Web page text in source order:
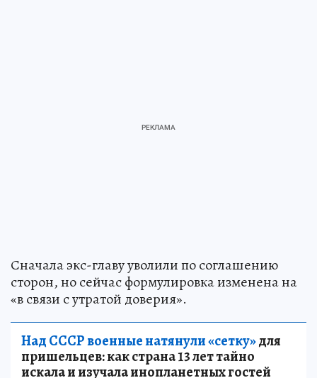
Сначала экс-главу уволили по соглашению
сторон, но сейчас формулировка изменена на
«в связи с утратой доверия».
Над СССР военные натянули «сетку»для
пришельцев: как страна 13 лет тайно
искала и изучала инопланетных гостей